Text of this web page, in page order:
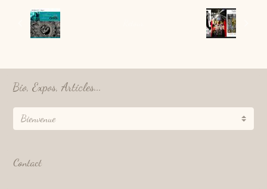
Bio, Expos, Articles...
Contact